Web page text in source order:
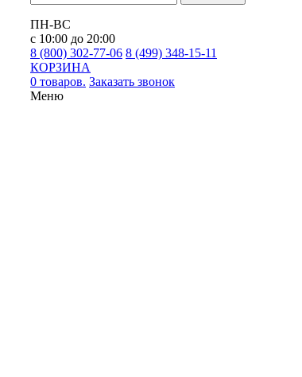
ПН-ВС
с 10:00 до 20:00
8 (800) 302-77-06 8 (499) 348-15-11
КОРЗИНА
0 товаров. Заказать звонок
Меню